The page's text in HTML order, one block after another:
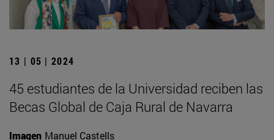
13 | 05 | 2024
45 estudiantes de la Universidad reciben las
Becas Global de Caja Rural de Navarra
Imagen Manuel Castells